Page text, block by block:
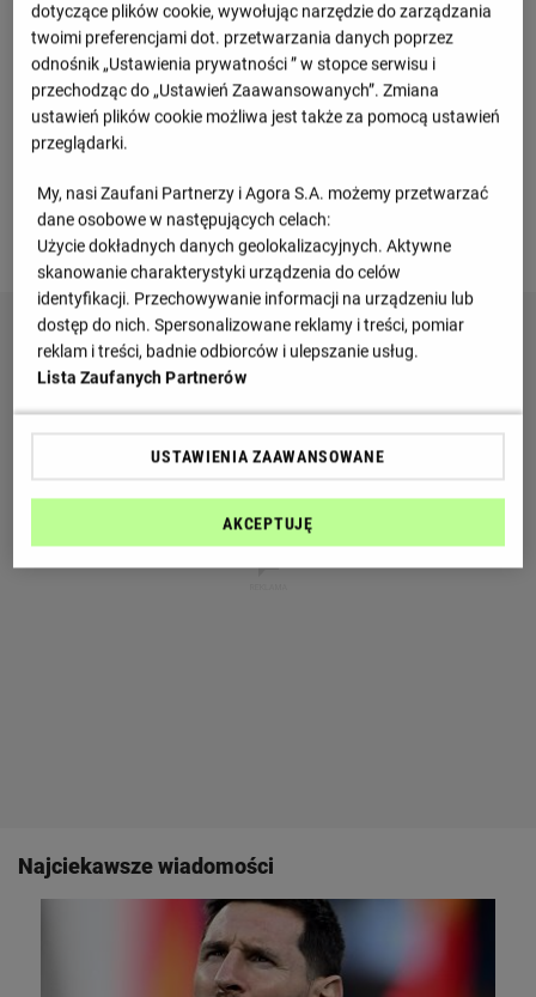
3 Monza 38
4 Palermo 72
Zobacz więcej
Najciekawsze wiadomości
dotyczące plików cookie, wywołując narzędzie do zarządzania
twoimi preferencjami dot. przetwarzania danych poprzez
odnośnik „Ustawienia prywatności ” w stopce serwisu i
przechodząc do „Ustawień Zaawansowanych”. Zmiana
ustawień plików cookie możliwa jest także za pomocą ustawień
przeglądarki.
My, nasi Zaufani Partnerzy i Agora S.A. możemy przetwarzać
dane osobowe w następujących celach:
Użycie dokładnych danych geolokalizacyjnych. Aktywne
skanowanie charakterystyki urządzenia do celów
identyfikacji. Przechowywanie informacji na urządzeniu lub
dostęp do nich. Spersonalizowane reklamy i treści, pomiar
reklam i treści, badnie odbiorców i ulepszanie usług.
Lista Zaufanych Partnerów
USTAWIENIA ZAAWANSOWANE
AKCEPTUJĘ